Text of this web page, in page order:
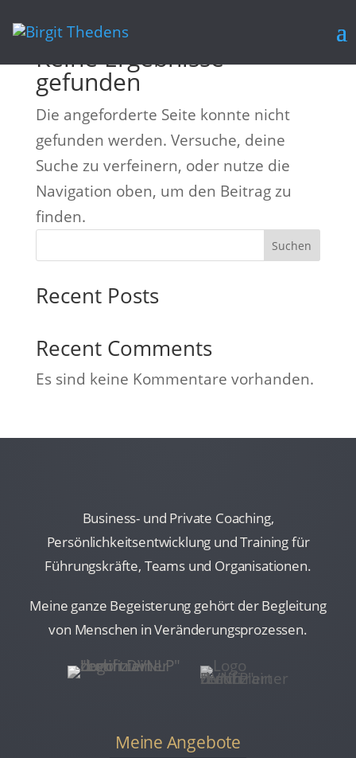
Keine Ergebnisse
gefunden
Die angeforderte Seite konnte nicht
gefunden werden. Versuche, deine
Suche zu verfeinern, oder nutze die
Navigation oben, um den Beitrag zu
finden.
Suchen
Recent Posts
Recent Comments
Es sind keine Kommentare vorhanden.
Business- und Private Coaching,
Persönlichkeitsentwicklung und Training für
Führungskräfte, Teams und Organisationen.
Meine ganze Begeisterung gehört der Begleitung
von Menschen in Veränderungsprozessen.
Meine Angebote